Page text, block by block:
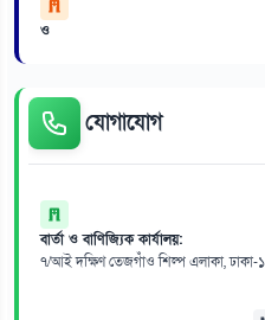
ও
যোগাযোগ
বার্তা ও বাণিজ্যিক কার্যালয়:
৭/আই দক্ষিণ তেজগাঁও শিল্প এলাকা, ঢাকা-